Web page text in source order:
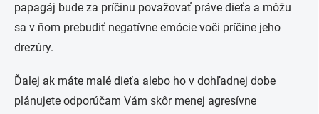
papagáj bude za príčinu považovať práve dieťa a môžu
sa v ňom prebudiť negatívne emócie voči príčine jeho
drezúry.
Ďalej ak máte malé dieťa alebo ho v dohľadnej dobe
plánujete odporúčam Vám skôr menej agresívne